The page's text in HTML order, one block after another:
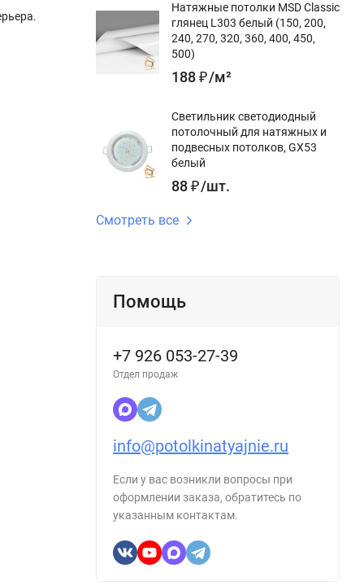
Натяжные потолки MSD Classic
глянец L303 белый (150, 200,
240, 270, 320, 360, 400, 450,
500)
188₽/м²
Светильник светодиодный
потолочный для натяжных и
подвесных потолков, GX53
белый
88₽/шт.
Смотреть все
Помощь
+7 926 053-27-39
Отдел продаж
info@potolkinatyajnie.ru
Если у вас возникли вопросы при
оформлении заказа, обратитесь по
указанным контактам.